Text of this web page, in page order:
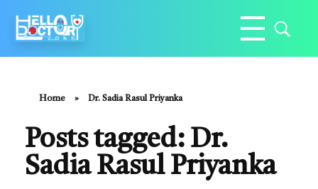
Home » Dr. Sadia Rasul Priyanka
Posts tagged: Dr.
Sadia Rasul Priyanka